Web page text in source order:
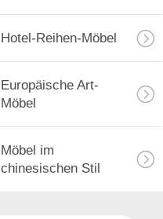
Hotel-Reihen-Möbel
Europäische Art-
Möbel
Möbel im
chinesischen Stil